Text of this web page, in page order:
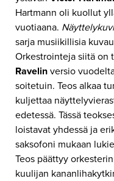
Hartmann oli kuollut
vuotiaana.
sarja musiikillisia
Orkestrointeja siitä on
Ravelinversio
soitetuin. Teos alkaa
kuljettaa
edetessä. Tässä
loistavat yhdessä ja
saksofoni mukaan
Teos päättyy
kuulijan